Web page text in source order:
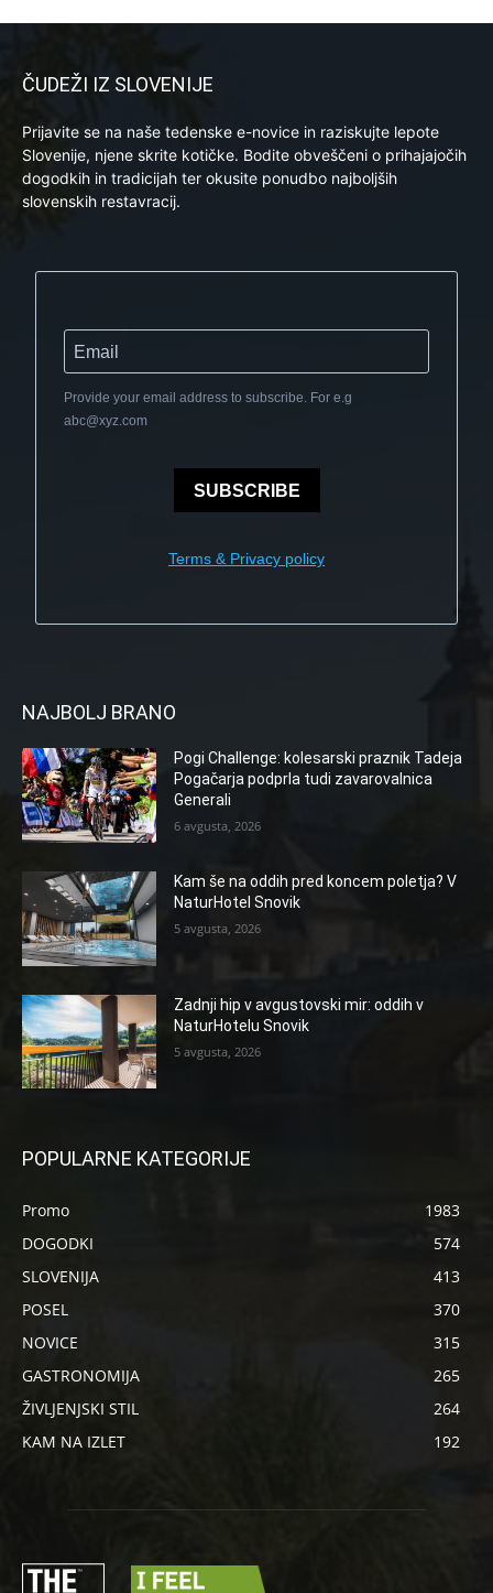
ČUDEŽI IZ SLOVENIJE
Prijavite se na naše tedenske e-novice in raziskujte lepote
Slovenije, njene skrite kotičke. Bodite obveščeni o prihajajočih
dogodkih in tradicijah ter okusite ponudbo najboljših
slovenskih restavracij.
Provide your email address to subscribe. For e.g
abc@xyz.com
SUBSCRIBE
Terms & Privacy policy
NAJBOLJ BRANO
Pogi Challenge: kolesarski praznik Tadeja
Pogačarja podprla tudi zavarovalnica
Generali
6 avgusta, 2026
Kam še na oddih pred koncem poletja? V
NaturHotel Snovik
5 avgusta, 2026
Zadnji hip v avgustovski mir: oddih v
NaturHotelu Snovik
5 avgusta, 2026
POPULARNE KATEGORIJE
Promo
1983
DOGODKI
574
SLOVENIJA
413
POSEL
370
NOVICE
315
GASTRONOMIJA
265
ŽIVLJENJSKI STIL
264
KAM NA IZLET
192